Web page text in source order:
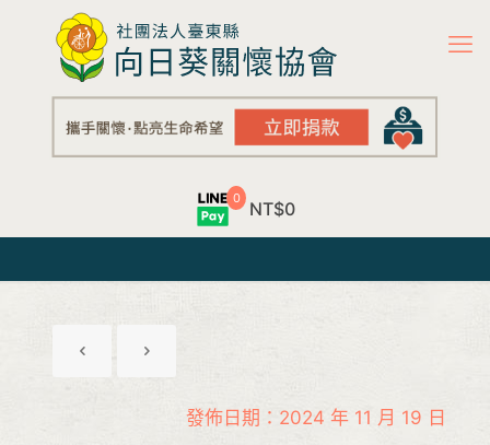
0 NT$0
發佈日期：2024 年 11 月 19 日